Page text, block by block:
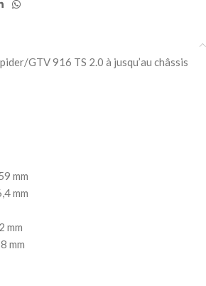
GTV 916 TS 2.0 à jusqu’au châssis
mm
mm
mm
mm